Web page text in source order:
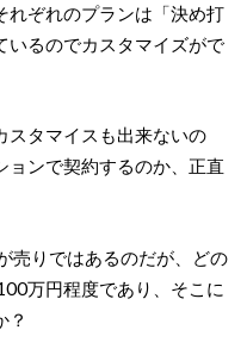
れぞれのプランは「決め打
いるのでカスタマイズがで
スタマイスも出来ないの
ョンで契約するのか、正直
売りではあるのだが、どの
万円程度であり、そこに
？